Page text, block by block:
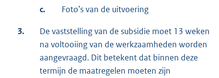
c. Foto’s van de uitvoering
3.
De vaststelling van de subsidie moet 13 weken
na voltooiing van de werkzaamheden worden
aangevraagd. Dit betekent dat binnen deze
termijn de maatregelen moeten zijn